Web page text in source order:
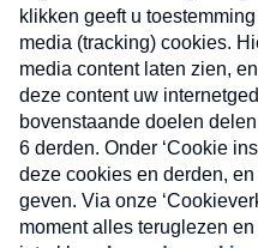
Nieuwsbrief
Neem hier een gratis